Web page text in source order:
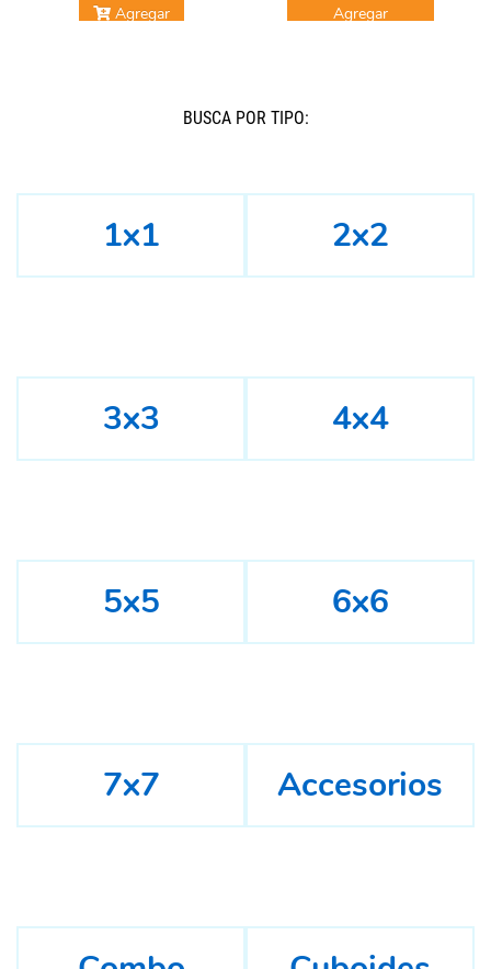
Agregar Agregar
BUSCÁ POR TIPO:
1x1 2x2
3x3 4x4
5x5 6x6
7x7 Accesorios